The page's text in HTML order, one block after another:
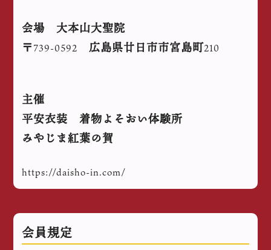
会場 大本山大聖院
〒739-0592 広島県廿日市市宮島町210
主催
平安衣装 着物よそおい体験所
みやじま紅葉の賀
https://daisho-in.com/
会員規定